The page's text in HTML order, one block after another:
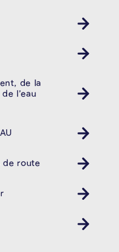
de la
l’eau
de route